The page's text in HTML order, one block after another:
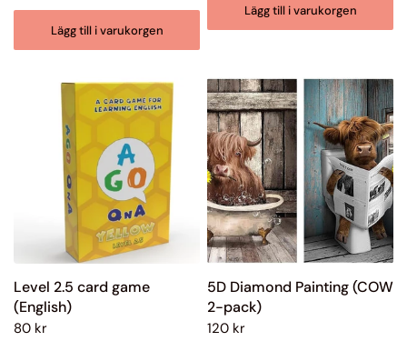
Lägg till i varukorgen
Lägg till i varukorgen
Level 2.5 card game
(English)
80 kr
5D Diamond Painting (COW
2-pack)
120 kr